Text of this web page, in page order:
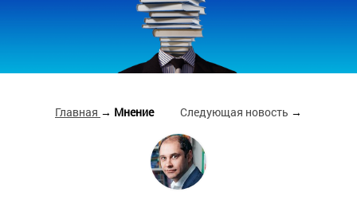
Главная → Мнение Следующая новость →